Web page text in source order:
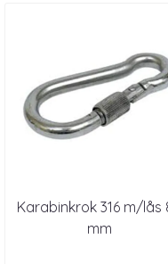
Karabinkrok 316 m/lås
mm